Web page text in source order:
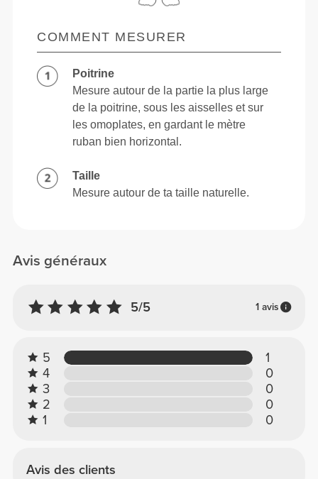
Avis généraux
5/5 1 avis
5
1
4
0
3
0
2
0
1
0
Avis des clients
COMMENT MESURER
Poitrine
Mesure autour de la partie la plus large
de la poitrine, sous les aisselles et sur
les omoplates, en gardant le mètre
ruban bien horizontal.
Taille
Mesure autour de ta taille naturelle.